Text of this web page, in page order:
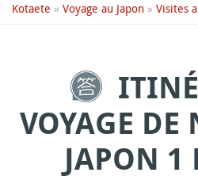
Kotaete » Voyage au Japon » Visites
VOYAGE DE
JAPON 1